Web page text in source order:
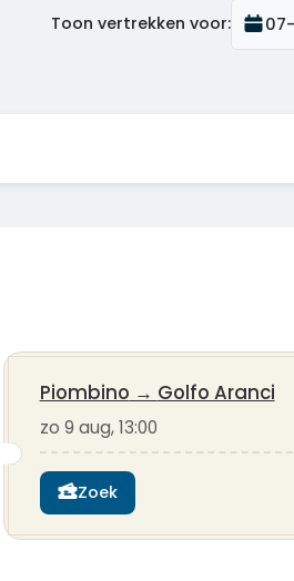
Toon vertrekken voor:
Piombino → Golfo Aranci
zo 9 aug, 13:00
Zoek